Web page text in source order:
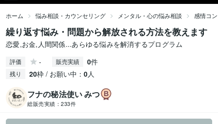
ホーム 悩み相談・カウンセリング メンタル・心の悩み相談 感情コ
繰り返す悩み・問題から解放される方法を教えます
恋愛,お金,人間関係...あらゆる悩みを解消するプログラム
評価 - 販売実績 0件
残り 20枠 / お願い中： 0人
フナの秘法使い みつ
総販売実績： 233件